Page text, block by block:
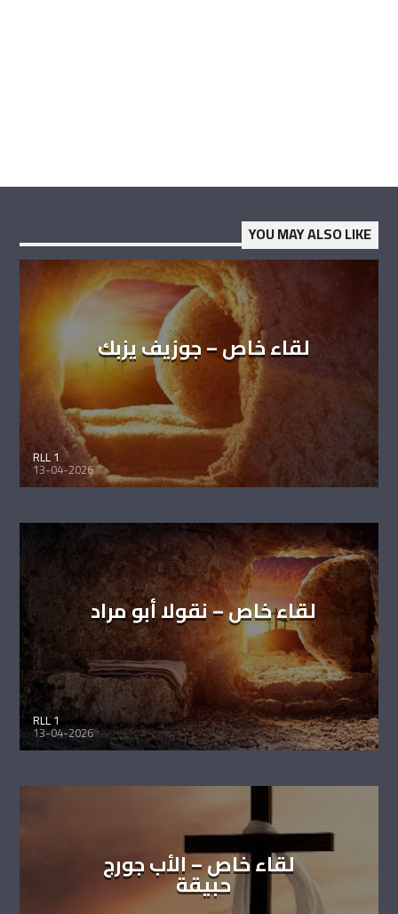
YOU MAY ALSO LIKE
لقاء خاص – جوزيف يزبك
RLL 1
13-04-2026
لقاء خاص – نقولا أبو مراد
RLL 1
13-04-2026
لقاء خاص – الأب جورج
حبيقة